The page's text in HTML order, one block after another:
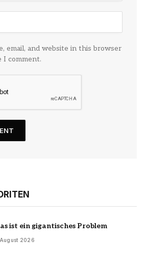
email, and website in this browser
comment.
ist ein gigantisches Problem
2026